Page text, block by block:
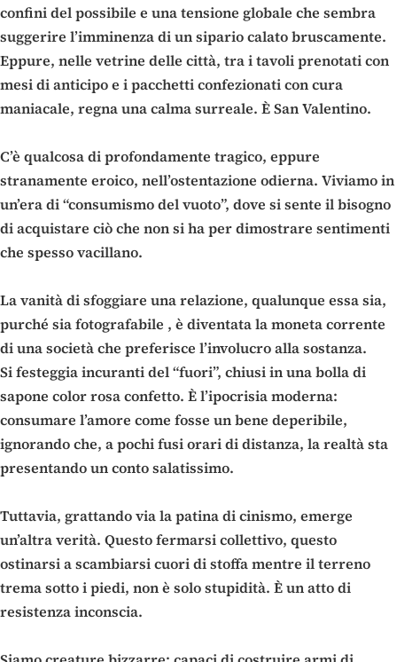
confini del possibile e una tensione globale che sembra
suggerire l’imminenza di un sipario calato bruscamente.
Eppure, nelle vetrine delle città, tra i tavoli prenotati con
mesi di anticipo e i pacchetti confezionati con cura
maniacale, regna una calma surreale. È San Valentino.
C’è qualcosa di profondamente tragico, eppure
stranamente eroico, nell’ostentazione odierna. Viviamo in
un’era di “consumismo del vuoto”, dove si sente il bisogno
di acquistare ciò che non si ha per dimostrare sentimenti
che spesso vacillano.
La vanità di sfoggiare una relazione, qualunque essa sia,
purché sia fotografabile , è diventata la moneta corrente
di una società che preferisce l’involucro alla sostanza.
Si festeggia incuranti del “fuori”, chiusi in una bolla di
sapone color rosa confetto. È l’ipocrisia moderna:
consumare l’amore come fosse un bene deperibile,
ignorando che, a pochi fusi orari di distanza, la realtà sta
presentando un conto salatissimo.
Tuttavia, grattando via la patina di cinismo, emerge
un’altra verità. Questo fermarsi collettivo, questo
ostinarsi a scambiarsi cuori di stoffa mentre il terreno
trema sotto i piedi, non è solo stupidità. È un atto di
resistenza inconscia.